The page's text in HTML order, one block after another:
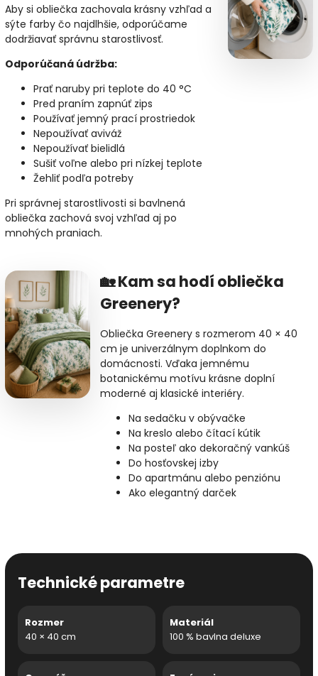
Aby si obliečka zachovala krásny vzhľad a
sýte farby čo najdlhšie, odporúčame
dodržiavať správnu starostlivosť.
Odporúčaná údržba:
Prať naruby pri teplote do 40 °C
Pred praním zapnúť zips
Používať jemný prací prostriedok
Nepoužívať aviváž
Nepoužívať bielidlá
Sušiť voľne alebo pri nízkej teplote
Žehliť podľa potreby
Pri správnej starostlivosti si bavlnená
obliečka zachová svoj vzhľad aj po
mnohých praniach.
🏡 Kam sa hodí obliečka
Greenery?
Obliečka Greenery s rozmerom 40 × 40
cm je univerzálnym doplnkom do
domácnosti. Vďaka jemnému
botanickému motívu krásne doplní
moderné aj klasické interiéry.
Na sedačku v obývačke
Na kreslo alebo čítací kútik
Na posteľ ako dekoračný vankúš
Do hosťovskej izby
Do apartmánu alebo penziónu
Ako elegantný darček
Technické parametre
Rozmer
40 × 40 cm
Materiál
100 % bavlna deluxe